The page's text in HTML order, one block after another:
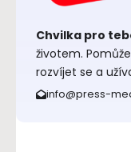
Chvilka pro
životem.
rozvíjet se a
info@press-